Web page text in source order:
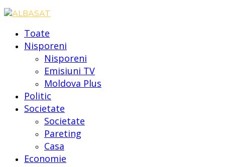
Toate
Nisporeni
Nisporeni
Emisiuni TV
Moldova Plus
Politic
Societate
Societate
Pareting
Casa
Economie